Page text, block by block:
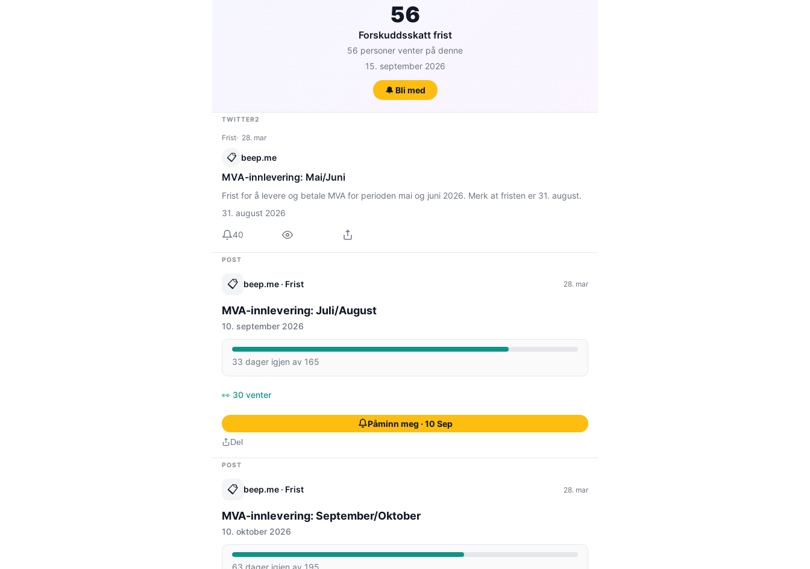
56
Forskuddsskatt frist
56 personer venter på denne
15. september 2026
🔔 Bli med
TWITTER2
Frist 28. mar
📋 beep.me
MVA-innlevering: Mai/Juni
Frist for å levere og betale MVA for perioden mai og juni 2026. Merk at fristen er 31. august.
31. august 2026
40
POST
📋 beep.me · Frist 28. mar
MVA-innlevering: Juli/August
10. september 2026
33 dager igjen av 165
👀 30 venter
Påminn meg · 10 Sep
Del
POST
📋 beep.me · Frist 28. mar
MVA-innlevering: September/Oktober
10. oktober 2026